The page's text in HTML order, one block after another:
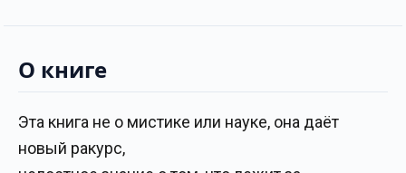
О книге
Эта книга не о мистике или науке, она даёт
новый ракурс,